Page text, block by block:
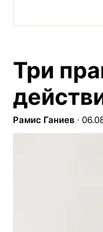
Три
Рамис Ганиев ∙